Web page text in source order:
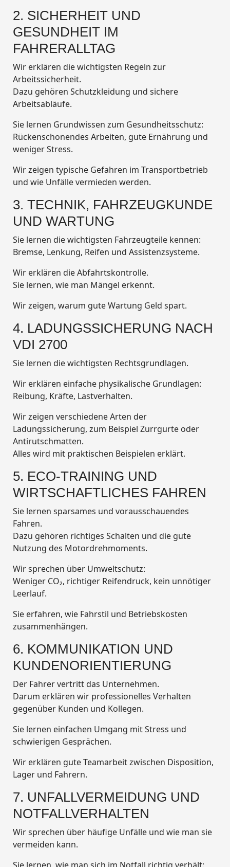
2. SICHERHEIT UND
GESUNDHEIT IM
FAHRERALLTAG
Wir erklären die wichtigsten Regeln zur
Arbeitssicherheit.
Dazu gehören Schutzkleidung und sichere
Arbeitsabläufe.
Sie lernen Grundwissen zum Gesundheitsschutz:
Rückenschonendes Arbeiten, gute Ernährung und
weniger Stress.
Wir zeigen typische Gefahren im Transportbetrieb
und wie Unfälle vermieden werden.
3. TECHNIK, FAHRZEUGKUNDE
UND WARTUNG
Sie lernen die wichtigsten Fahrzeugteile kennen:
Bremse, Lenkung, Reifen und Assistenzsysteme.
Wir erklären die Abfahrtskontrolle.
Sie lernen, wie man Mängel erkennt.
Wir zeigen, warum gute Wartung Geld spart.
4. LADUNGSSICHERUNG NACH
VDI 2700
Sie lernen die wichtigsten Rechtsgrundlagen.
Wir erklären einfache physikalische Grundlagen:
Reibung, Kräfte, Lastverhalten.
Wir zeigen verschiedene Arten der
Ladungssicherung, zum Beispiel Zurrgurte oder
Antirutschmatten.
Alles wird mit praktischen Beispielen erklärt.
5. ECO-TRAINING UND
WIRTSCHAFTLICHES FAHREN
Sie lernen sparsames und vorausschauendes
Fahren.
Dazu gehören richtiges Schalten und die gute
Nutzung des Motordrehmoments.
Wir sprechen über Umweltschutz:
Weniger CO₂, richtiger Reifendruck, kein unnötiger
Leerlauf.
Sie erfahren, wie Fahrstil und Betriebskosten
zusammenhängen.
6. KOMMUNIKATION UND
KUNDENORIENTIERUNG
Der Fahrer vertritt das Unternehmen.
Darum erklären wir professionelles Verhalten
gegenüber Kunden und Kollegen.
Sie lernen einfachen Umgang mit Stress und
schwierigen Gesprächen.
Wir erklären gute Teamarbeit zwischen Disposition,
Lager und Fahrern.
7. UNFALLVERMEIDUNG UND
NOTFALLVERHALTEN
Wir sprechen über häufige Unfälle und wie man sie
vermeiden kann.